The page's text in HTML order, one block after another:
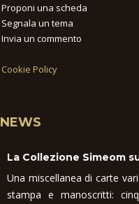
Proponi una scheda
Segnala un tema
Invia un commento
Cookie Policy
NEWS
La Collezione Simeom
Una miscellanea di carte
stampa e manoscritti: